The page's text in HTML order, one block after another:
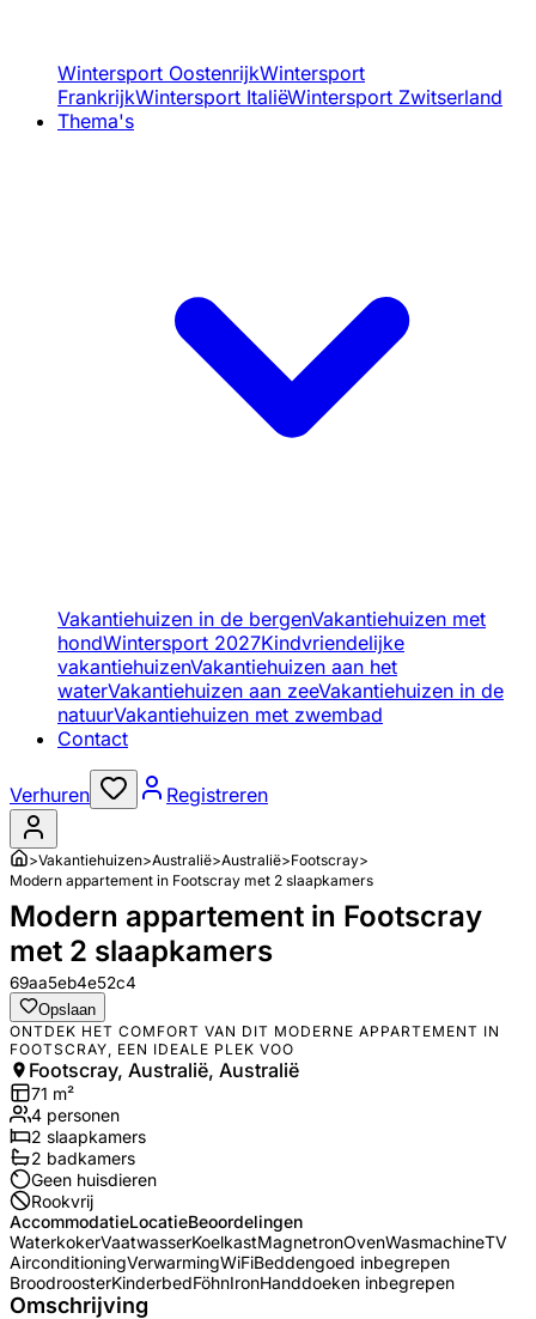
Wintersport OostenrijkWintersport
FrankrijkWintersport ItaliëWintersport Zwitserland
Thema's
Vakantiehuizen in de bergenVakantiehuizen met
hondWintersport 2027Kindvriendelijke
vakantiehuizenVakantiehuizen aan het
waterVakantiehuizen aan zeeVakantiehuizen in de
natuurVakantiehuizen met zwembad
Contact
Verhuren Registreren
>Vakantiehuizen>Australië>Australië>Footscray>
Modern appartement in Footscray met 2 slaapkamers
Modern appartement in Footscray
met 2 slaapkamers
69aa5eb4e52c4
Opslaan
ONTDEK HET COMFORT VAN DIT MODERNE APPARTEMENT IN
FOOTSCRAY, EEN IDEALE PLEK VOO
Footscray, Australië, Australië
71 m²
4 personen
2 slaapkamers
2 badkamers
Geen huisdieren
Rookvrij
AccommodatieLocatieBeoordelingen
WaterkokerVaatwasserKoelkastMagnetronOvenWasmachineTV
AirconditioningVerwarmingWiFiBeddengoed inbegrepen
BroodroosterKinderbedFöhnIronHanddoeken inbegrepen
Omschrijving